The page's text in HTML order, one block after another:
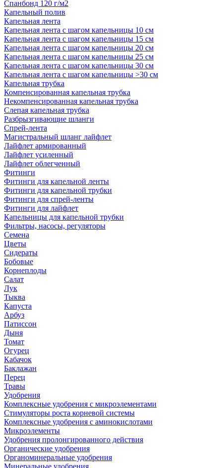
Спанбонд 120 г/м2
Капельный полив
Капельная лента
Капельная лента с шагом капельницы 10 см
Капельная лента с шагом капельницы 15 см
Капельная лента с шагом капельницы 20 см
Капельная лента с шагом капельницы 25 см
Капельная лента с шагом капельницы 30 см
Капельная лента с шагом капельницы >30 см
Капельная трубка
Компенсированная капельная трубка
Некомпенсированная капельная трубка
Слепая капельная трубка
Разбрызгивающие шланги
Спрей-лента
Магистральный шланг лайфлет
Лайфлет армированный
Лайфлет усиленный
Лайфлет облегченный
Фитинги
Фитинги для капельной ленты
Фитинги для капельной трубки
Фитинги для спрей-ленты
Фитинги для лайфлет
Капельницы для капельной трубки
Фильтры, насосы, регуляторы
Семена
Цветы
Сидераты
Бобовые
Корнеплоды
Салат
Лук
Тыква
Капуста
Арбуз
Патиссон
Дыня
Томат
Огурец
Кабачок
Баклажан
Перец
Травы
Удобрения
Комплексные удобрения с микроэлементами
Стимуляторы роста корневой системы
Комплексные удобрения с аминокислотами
Микроэлементы
Удобрения пролонгированного действия
Органические удобрения
Органоминеральные удобрения
Минеральные удобрения